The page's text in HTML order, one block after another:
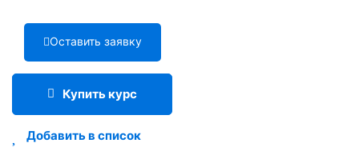
Оставить заявку
Купить курс
Добавить в список